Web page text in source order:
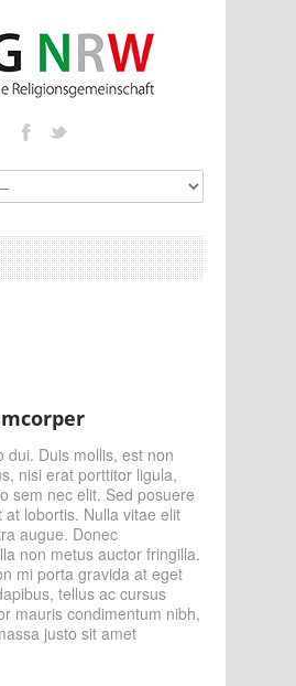
dui. Duis mollis, est non
nisi erat porttitor ligula,
sem nec elit. Sed posuere
at lobortis. Nulla vitae elit
augue. Donec
non metus auctor fringilla.
mi porta gravida at eget
tellus ac cursus
mauris condimentum nibh,
justo sit amet